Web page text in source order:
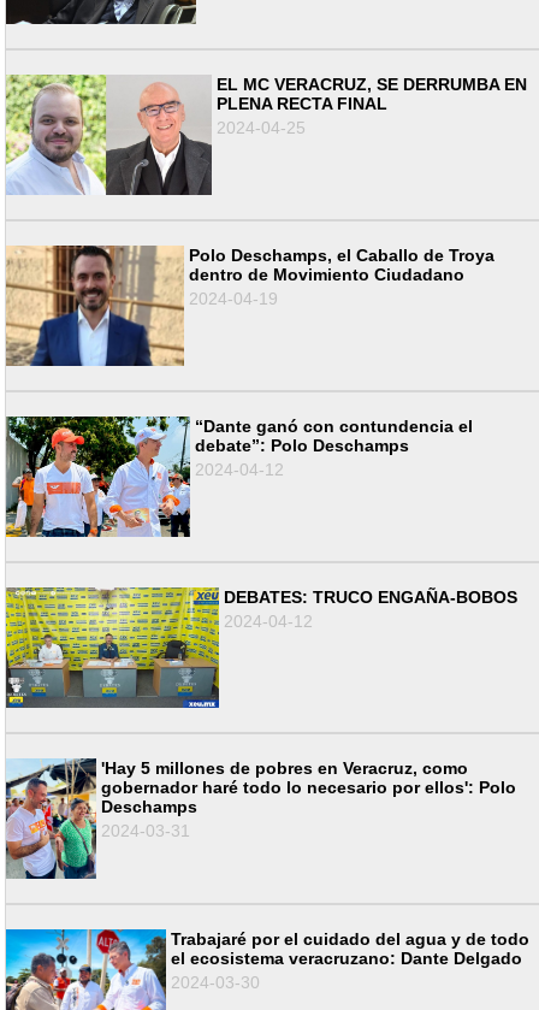
EL MC VERACRUZ, SE DERRUMBA EN
PLENA RECTA FINAL
2024-04-25
Polo Deschamps, el Caballo de Troya
dentro de Movimiento Ciudadano
2024-04-19
“Dante ganó con contundencia el
debate”: Polo Deschamps
2024-04-12
DEBATES: TRUCO ENGAÑA-BOBOS
2024-04-12
'Hay 5 millones de pobres en Veracruz, como
gobernador haré todo lo necesario por ellos': Polo
Deschamps
2024-03-31
Trabajaré por el cuidado del agua y de todo
el ecosistema veracruzano: Dante Delgado
2024-03-30